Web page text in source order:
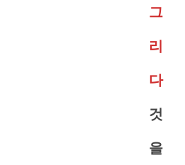
그
리
다
것
을